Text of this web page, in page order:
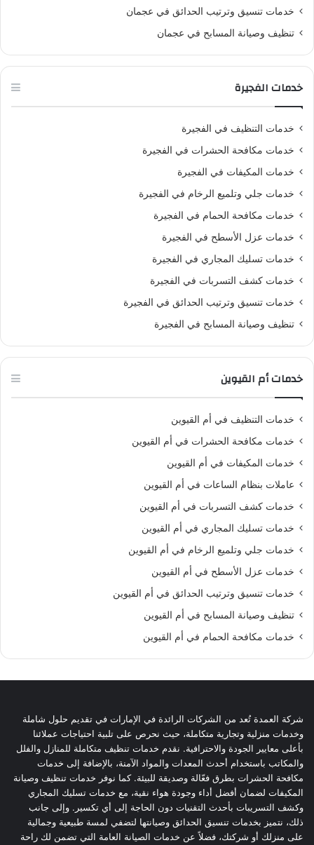
خدمات تنسيق وترتيب الحدائق في عجمان
تنظيف وصيانة المسابح في عجمان
خدمات الفجيرة
خدمات التنظيف في الفجيرة
خدمات مكافحة الحشرات في الفجيرة
خدمات المكيفات في الفجيرة
خدمات جلي وتلميع الرخام في الفجيرة
خدمات مكافحة الحمام في الفجيرة
خدمات عزل الأسطح في الفجيرة
خدمات تسليك المجاري في الفجيرة
خدمات كشف التسربات في الفجيرة
خدمات تنسيق وترتيب الحدائق في الفجيرة
تنظيف وصيانة المسابح في الفجيرة
خدمات أم القيوين
خدمات التنظيف في أم القيوين
خدمات مكافحة الحشرات في أم القيوين
خدمات المكيفات في أم القيوين
عاملات بنظام الساعات في أم القيوين
خدمات كشف التسربات في أم القيوين
خدمات تسليك المجاري في أم القيوين
خدمات جلي وتلميع الرخام في أم القيوين
خدمات عزل الأسطح في أم القيوين
خدمات تنسيق وترتيب الحدائق في أم القيوين
تنظيف وصيانة المسابح في أم القيوين
خدمات مكافحة الحمام في أم القيوين
شركة العمدة تُعد من الشركات الرائدة في الإمارات في تقديم حلول شاملة
وخدمات منزلية وتجارية متكاملة، حيث نحرص على تلبية احتياجات عملائنا
بأعلى معايير الجودة والاحترافية. نقدم خدمات تنظيف متكاملة للمنازل والفلل
والمكاتب باستخدام أحدث المعدات والمواد الآمنة، بالإضافة إلى خدمات
مكافحة الحشرات بطرق فعّالة وصديقة للبيئة. كما نوفر خدمات تنظيف وصيانة
المكيفات لضمان أفضل أداء وجودة هواء نقية، مع خدمات تسليك المجاري
وكشف التسريبات بأحدث التقنيات دون الحاجة إلى أي تكسير. وإلى جانب
ذلك، نتميز بخدمات تنسيق الحدائق وصيانتها لتضفي لمسة طبيعية وجمالية
على منزلك أو شركتك، فضلاً عن خدمات الصيانة العامة التي تضمن لك راحة